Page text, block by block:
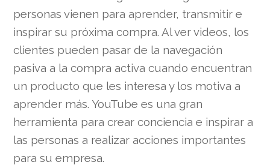
personas vienen para aprender, transmitir e
inspirar su próxima compra. Al ver videos, los
clientes pueden pasar de la navegación
pasiva a la compra activa cuando encuentran
un producto que les interesa y los motiva a
aprender más. YouTube es una gran
herramienta para crear conciencia e inspirar a
las personas a realizar acciones importantes
para su empresa.